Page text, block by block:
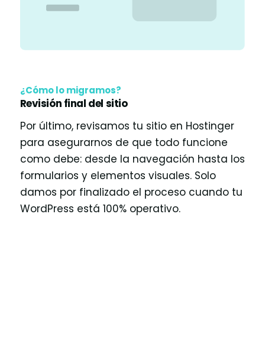
¿Cómo lo migramos?
Revisión final del sitio
Por último, revisamos tu sitio en Hostinger
para asegurarnos de que todo funcione
como debe: desde la navegación hasta los
formularios y elementos visuales. Solo
damos por finalizado el proceso cuando tu
WordPress está 100% operativo.